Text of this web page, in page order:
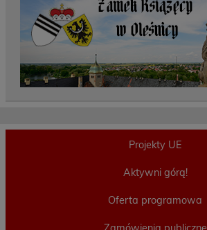
Projekty UE
Aktywni górą!
Oferta programowa